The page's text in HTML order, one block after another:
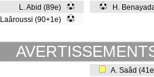
L. Abid (89e)
Laâroussi (90+1e)
H.
A. Saâd